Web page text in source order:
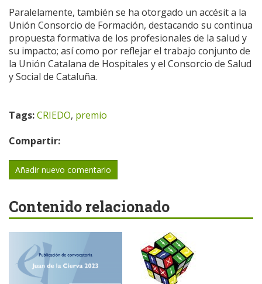
Paralelamente, también se ha otorgado un accésit a la
Unión Consorcio de Formación, destacando su continua
propuesta formativa de los profesionales de la salud y
su impacto; así como por reflejar el trabajo conjunto de
la Unión Catalana de Hospitales y el Consorcio de Salud
y Social de Cataluña.
Tags:CRIEDO, premio
Compartir:
Añadir nuevo comentario
Contenido relacionado